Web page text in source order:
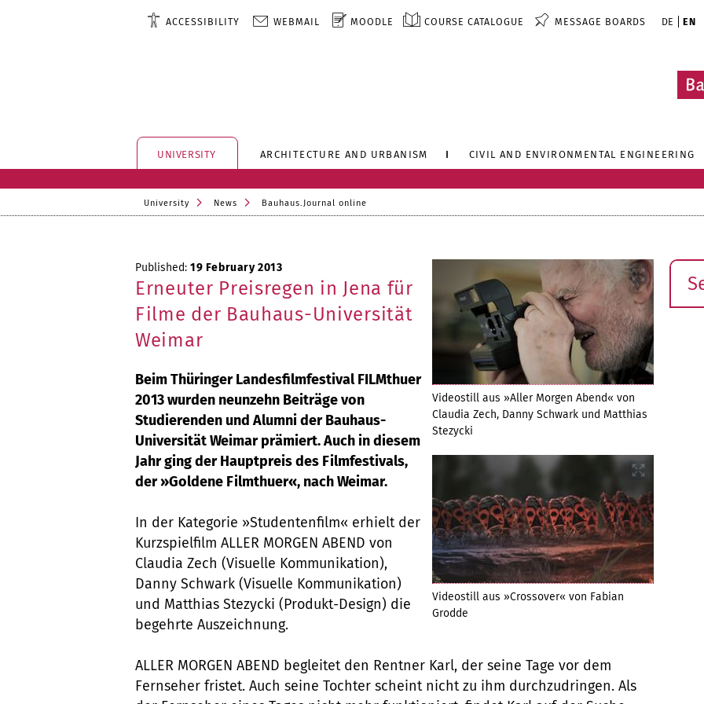
ACCESSIBILITY WEBMAIL MOODLE COURSE CATALOGUE MESSAGE BOARDS DE EN
UNIVERSITY ARCHITECTURE AND URBANISM CIVIL AND ENVIRONMENTAL ENGINEERING
University News Bauhaus.Journal online
Videostill aus »Aller Morgen Abend« von
Claudia Zech, Danny Schwark und Matthias
Stezycki
Videostill aus »Crossover« von Fabian
Grodde
Published: 19 February 2013
Erneuter Preisregen in Jena für
Filme der Bauhaus-Universität
Weimar
Beim Thüringer Landesfilmfestival FILMthuer
2013 wurden neunzehn Beiträge von
Studierenden und Alumni der Bauhaus-
Universität Weimar prämiert. Auch in diesem
Jahr ging der Hauptpreis des Filmfestivals,
der »Goldene Filmthuer«, nach Weimar.
In der Kategorie »Studentenfilm« erhielt der
Kurzspielfilm ALLER MORGEN ABEND von
Claudia Zech (Visuelle Kommunikation),
Danny Schwark (Visuelle Kommunikation)
und Matthias Stezycki (Produkt-Design) die
begehrte Auszeichnung.
ALLER MORGEN ABEND begleitet den Rentner Karl, der seine Tage vor dem
Fernseher fristet. Auch seine Tochter scheint nicht zu ihm durchzudringen. Als